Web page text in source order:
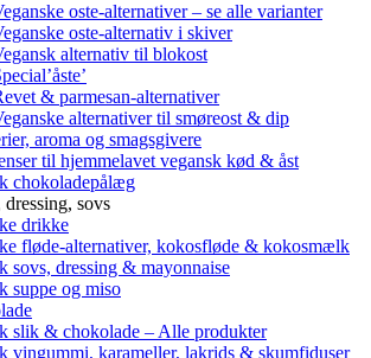
oste-alternativer – se alle varianter
oste-alternativ i skiver
alternativ til blokost
& parmesan-alternativer
alternativer til smøreost & dip
aroma og smagsgivere
til hjemmelavet vegansk kød & åst
chokoladepålæg
sovs
drikke
fløde-alternativer, kokosfløde & kokosmælk
sovs, dressing & mayonnaise
suppe og miso
slik & chokolade – Alle produkter
vingummi, karameller, lakrids & skumfiduser